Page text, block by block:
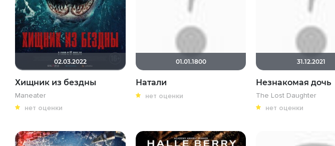
02.03.2022
Хищник из бездны
Maneater
нет оценки
01.01.1800
Натали
нет оценки
31.12.2021
Незнакомая дочь
The Lost Daughter
нет оценки